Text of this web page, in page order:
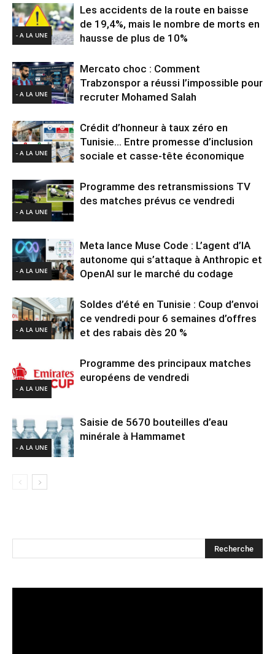
- A LA UNE
Les accidents de la route en baisse
de 19,4%, mais le nombre de morts en
hausse de plus de 10%
- A LA UNE
Mercato choc : Comment
Trabzonspor a réussi l’impossible pour
recruter Mohamed Salah
- A LA UNE
Crédit d’honneur à taux zéro en
Tunisie… Entre promesse d’inclusion
sociale et casse-tête économique
- A LA UNE
Programme des retransmissions TV
des matches prévus ce vendredi
- A LA UNE
Meta lance Muse Code : L’agent d’IA
autonome qui s’attaque à Anthropic et
OpenAI sur le marché du codage
- A LA UNE
Soldes d’été en Tunisie : Coup d’envoi
ce vendredi pour 6 semaines d’offres
et des rabais dès 20 %
- A LA UNE
Programme des principaux matches
européens de vendredi
- A LA UNE
Saisie de 5670 bouteilles d’eau
minérale à Hammamet